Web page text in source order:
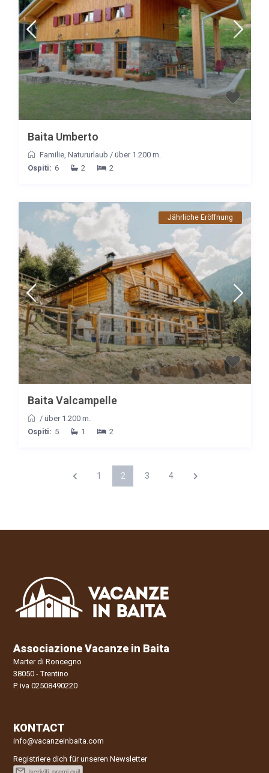
Baita Umberto
Familie, Natururlaub / über 1.200 m.
Ospiti: 6 2 2
Jährliche Eröffnung
Baita Valcampelle
/ über 1.200 m.
Ospiti: 5 1 2
1 2 3 4
Associazione Vacanze in Baita
Marter di Roncegno
38050 - Trentino
P. iva 02508490220
KONTACT
info@vacanzeinbaita.com
Registriere dich für unseren Newsletter